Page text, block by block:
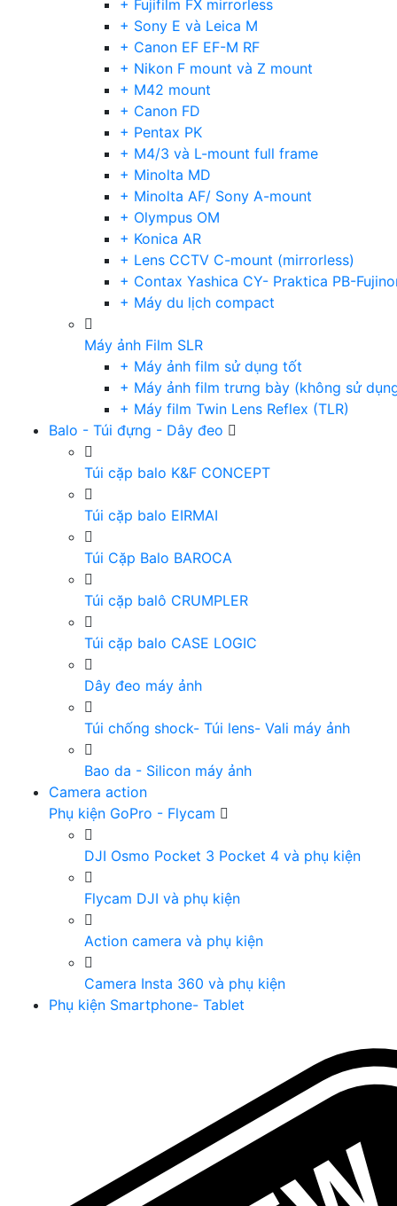
+ Fujifilm FX mirrorless
+ Sony E và Leica M
+ Canon EF EF-M RF
+ Nikon F mount và Z mount
+ M42 mount
+ Canon FD
+ Pentax PK
+ M4/3 và L-mount full frame
+ Minolta MD
+ Minolta AF/ Sony A-mount
+ Olympus OM
+ Konica AR
+ Lens CCTV C-mount (mirrorless)
+ Contax Yashica CY- Praktica PB-
+ Máy du lịch compact
Máy ảnh Film SLR
+ Máy ảnh film sử dụng tốt
+ Máy ảnh film trưng bày (không sử
+ Máy film Twin Lens Reflex (TLR)
Balo - Túi đựng - Dây đeo
Túi cặp balo K&F CONCEPT
Túi cặp balo EIRMAI
Túi Cặp Balo BAROCA
Túi cặp balô CRUMPLER
Túi cặp balo CASE LOGIC
Dây đeo máy ảnh
Túi chống shock- Túi lens- Vali máy ảnh
Bao da - Silicon máy ảnh
Camera action
Phụ kiện GoPro - Flycam
DJI Osmo Pocket 3 Pocket 4 và phụ kiện
Flycam DJI và phụ kiện
Action camera và phụ kiện
Camera Insta 360 và phụ kiện
Phụ kiện Smartphone- Tablet